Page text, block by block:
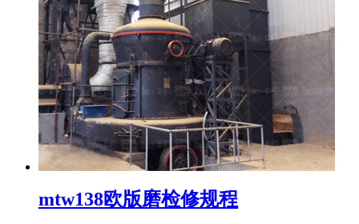
mtw138欧版磨检修规程